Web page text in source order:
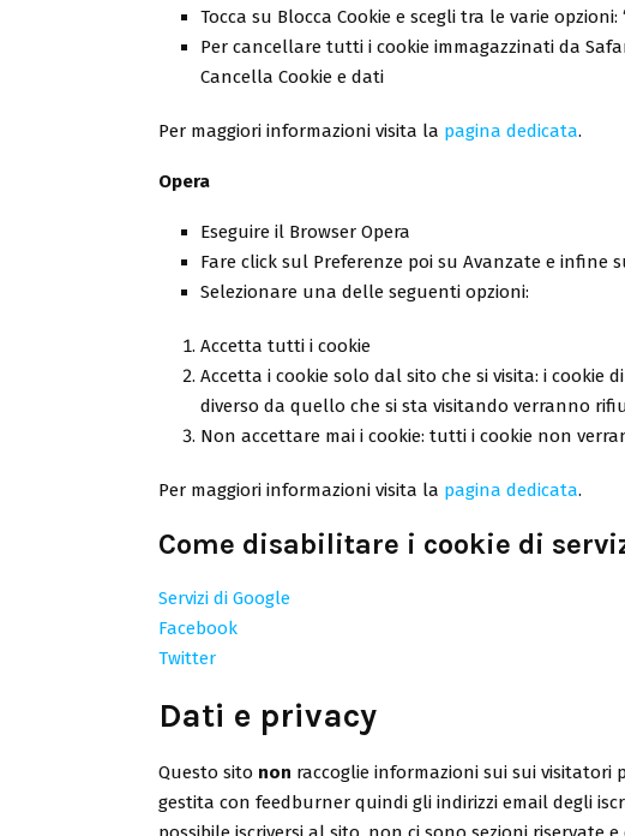
Tocca su Blocca Cookie e scegli tra le varie opzioni:
Per cancellare tutti i cookie immagazzinati da
Cancella Cookie e dati
Per maggiori informazioni visita la pagina dedicata.
Opera
Eseguire il Browser Opera
Fare click sul Preferenze poi su Avanzate e infine
Selezionare una delle seguenti opzioni:
Accetta tutti i cookie
Accetta i cookie solo dal sito che si visita: i cookie
diverso da quello che si sta visitando verranno
Non accettare mai i cookie: tutti i cookie non
Per maggiori informazioni visita la pagina dedicata.
Come disabilitare i cookie di
Servizi di Google
Facebook
Twitter
Dati e privacy
Questo sito non raccoglie informazioni sui sui visitatori
gestita con feedburner quindi gli indirizzi email degli